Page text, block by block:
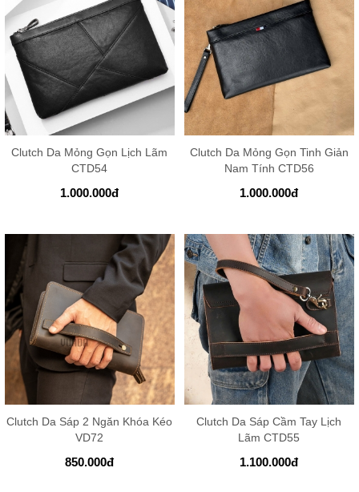
Clutch Da Mỏng Gọn Lịch Lãm
CTD54
1.000.000đ
Clutch Da Mỏng Gọn Tinh Giản
Nam Tính CTD56
1.000.000đ
Clutch Da Sáp 2 Ngăn Khóa Kéo
VD72
850.000đ
Clutch Da Sáp Cầm Tay Lịch
Lãm CTD55
1.100.000đ